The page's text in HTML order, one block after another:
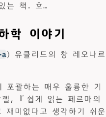
는 책. 호…
학 이야기
) 유클리드의 창 레오나르
포괄하는 매우 훌륭한 기
, 『쉽게 읽는 페르마의
재미없다고 생각하기 쉬운